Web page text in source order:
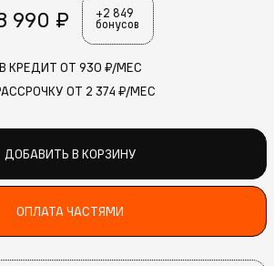
990 ₽
+2 849
бонусов
В КРЕДИТ ОТ 930 ₽/МЕС
ОТ 2 374 ₽/МЕС
ДОБАВИТЬ В КОРЗИНУ
ОПЛАТА ЧАСТЯМИ